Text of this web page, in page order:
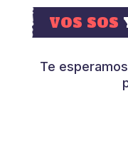
VOS SOS
Te